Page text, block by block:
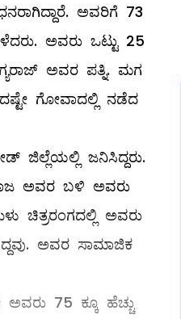
ಅವರಿಗೆ 73
ಅವರು ಒಟ್ಟು 25
ಅವರ ಪತ್ನಿ. ಮಗ
ಗೋವಾದಲ್ಲಿ ನಡೆದ
ಜಿಲ್ಲೆಯಲ್ಲಿ ಜನಿಸಿದ್ದರು.
ಅವರ ಬಳಿ ಅವರು
ಚಿತ್ರರಂಗದಲ್ಲಿ ಅವರು
ಅವರ ಸಾಮಾಜಿಕ
ಅವರು 75 ಕ್ಕೂ ಹೆಚ್ಚು